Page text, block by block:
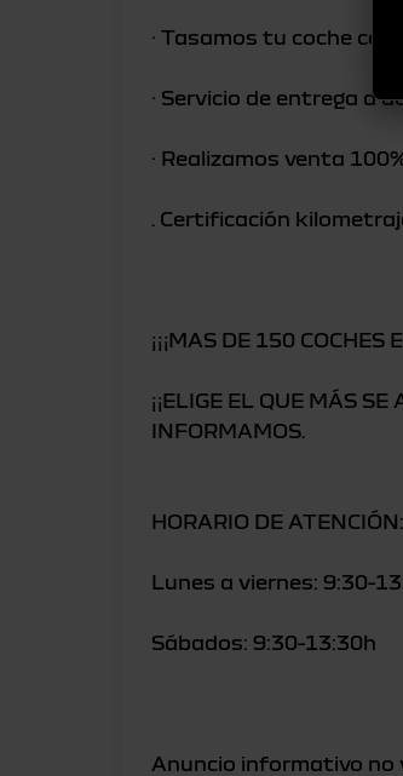
· Tasamos tu coche
· Servicio de entrega a
· Realizamos venta
. Certificación
¡¡¡MAS DE 150 COCHES
¡¡ELIGE EL QUE MÁS
INFORMAMOS.
HORARIO DE ATENCIÓN:
Lunes a viernes: 9:30-
Sábados: 9:30-13:30h
Anuncio informativo no